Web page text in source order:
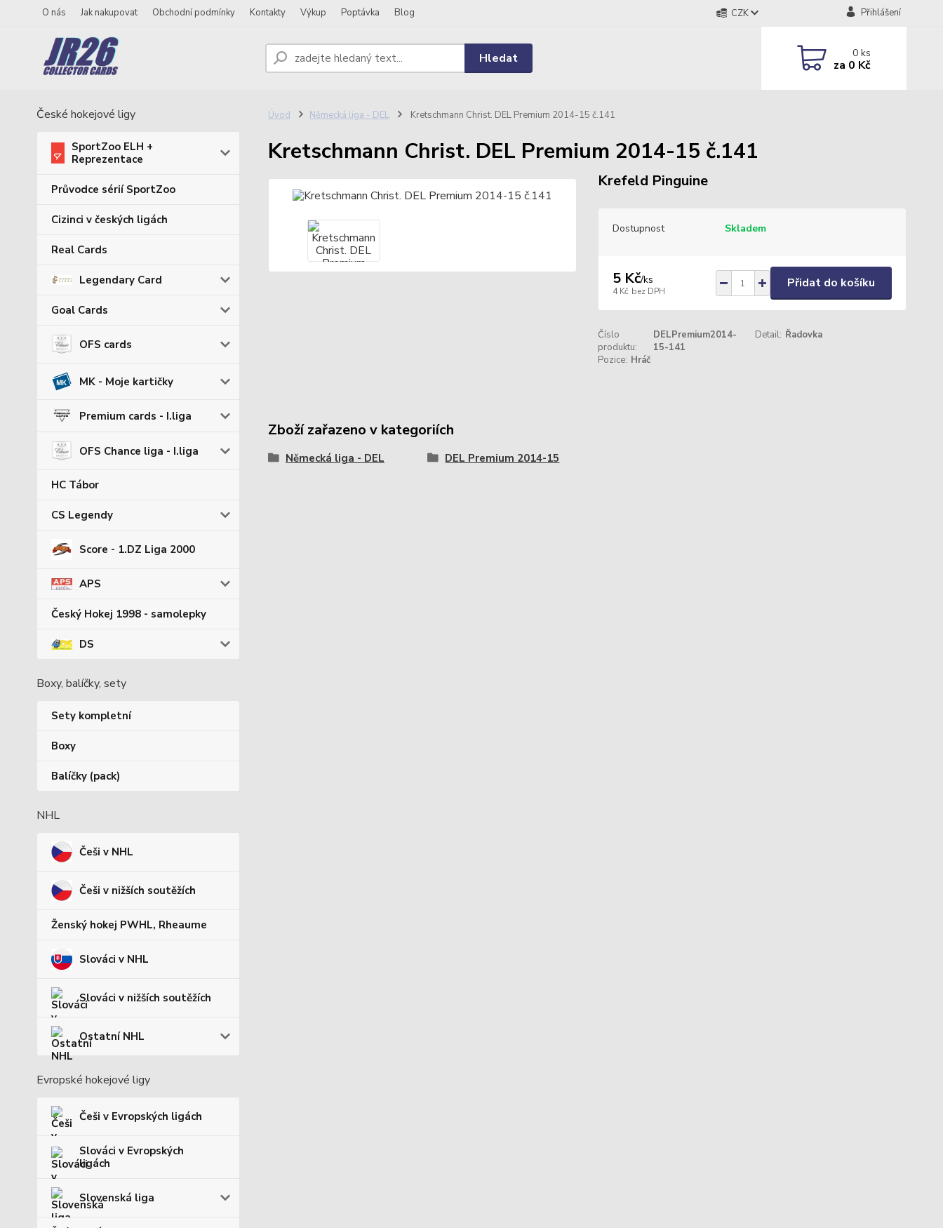
O nás Jak nakupovat Obchodní podmínky Kontakty Výkup Poptávka Blog CZK Přihlášení
Hledat 0ks
za 0 Kč
České hokejové ligy
SportZoo ELH +
Reprezentace
Průvodce sérií SportZoo
Cizinci v českých ligách
Real Cards
Legendary Card
Goal Cards
OFS cards
MK - Moje kartičky
Premium cards - I.liga
OFS Chance liga - I.liga
HC Tábor
CS Legendy
Score - 1.DZ Liga 2000
APS
Český Hokej 1998 - samolepky
DS
Boxy, balíčky, sety
Sety kompletní
Boxy
Balíčky (pack)
NHL
Češi v NHL
Češi v nižších soutěžích
Ženský hokej PWHL, Rheaume
Slováci v NHL
Slováci v nižších soutěžích
Ostatní NHL
Evropské hokejové ligy
Češi v Evropských ligách
Slováci v Evropských
ligách
Slovenská liga
Úvod Německá liga - DEL Kretschmann Christ. DEL Premium 2014-15 č.141
Kretschmann Christ. DEL Premium 2014-15 č.141
Krefeld Pinguine
Dostupnost Skladem
5 Kč/ks
4 Kč bez DPH
Přidat do košíku
Číslo
produktu:
DELPremium2014-
15-141
Detail: Řadovka
Pozice: Hráč
Zboží zařazeno v kategoriích
Německá liga - DEL DEL Premium 2014-15